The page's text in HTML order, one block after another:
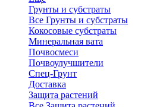
Грунты и субстраты
Все Грунты и субстраты
Кокосовые субстраты
Минеральная вата
Почвосмеси
Почвоулучшители
Спец-Грунт
Доставка
Защита растений